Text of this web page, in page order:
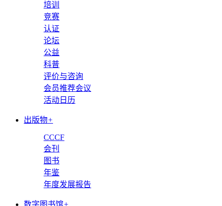
培训
竞赛
认证
论坛
公益
科普
评价与咨询
会员推荐会议
活动日历
出版物+
CCCF
会刊
图书
年鉴
年度发展报告
数字图书馆+